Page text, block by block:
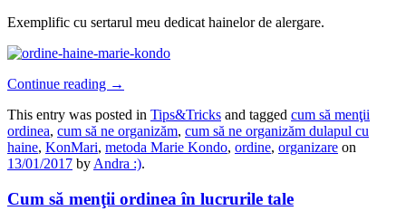
Exemplific cu sertarul meu dedicat hainelor de alergare.
Continue reading →
This entry was posted in Tips&Tricks and tagged cum să menţii
ordinea, cum să ne organizăm, cum să ne organizăm dulapul cu
haine, KonMari, metoda Marie Kondo, ordine, organizare on
13/01/2017 by Andra :).
Cum să menţii ordinea în lucrurile tale